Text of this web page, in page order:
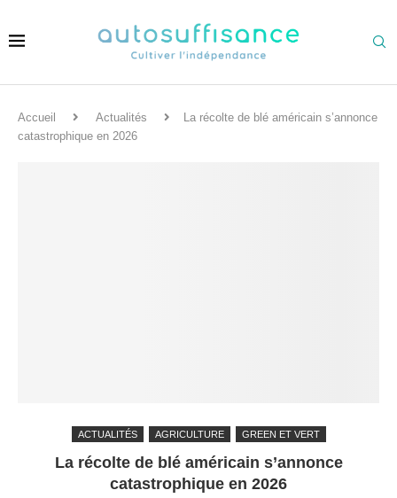
Accueil Actualités
La récolte de blé américain s’annonce
catastrophique en 2026
ACTUALITÉS AGRICULTURE GREEN ET VERT
La récolte de blé américain s’annonce
catastrophique en 2026